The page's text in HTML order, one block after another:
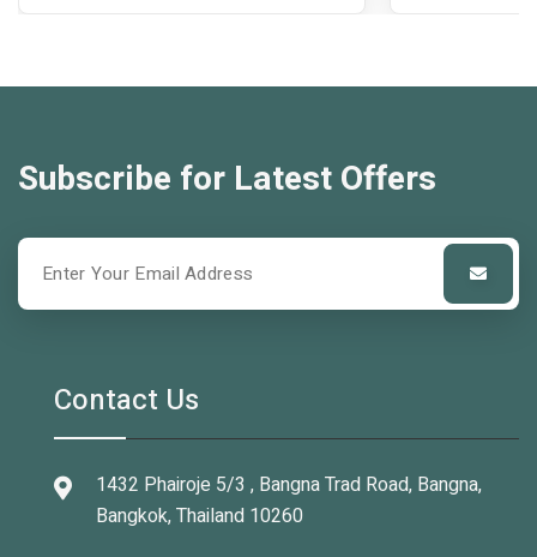
Subscribe for Latest Offers
Contact Us
1432 Phairoje 5/3 , Bangna Trad Road, Bangna,
Bangkok, Thailand 10260